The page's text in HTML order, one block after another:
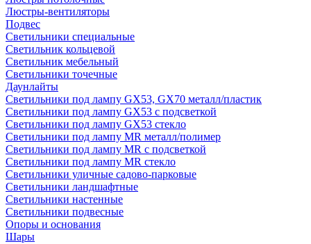
Люстры-вентиляторы
Подвес
Светильники специальные
Светильник кольцевой
Светильник мебельный
Светильники точечные
Даунлайты
Светильники под лампу GX53, GX70 металл/пластик
Светильники под лампу GX53 с подсветкой
Светильники под лампу GX53 стекло
Светильники под лампу MR металл/полимер
Светильники под лампу MR с подсветкой
Светильники под лампу MR стекло
Светильники уличные садово-парковые
Светильники ландшафтные
Светильники настенные
Светильники подвесные
Опоры и основания
Шары